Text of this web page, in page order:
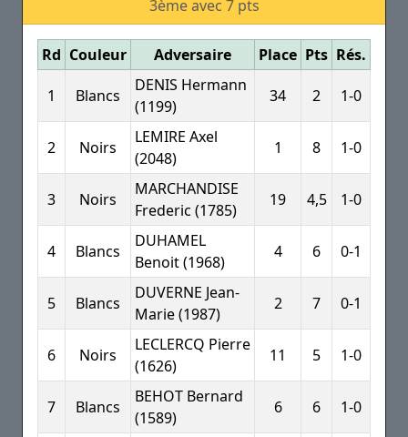
3ème avec 7 pts
Rd Couleur Adversaire Place Pts Rés.
1 Blancs
DENIS Hermann
(1199)
34 2 1-0
2 Noirs
LEMIRE Axel
(2048)
1 8 1-0
3 Noirs
MARCHANDISE
Frederic (1785)
19 4,5 1-0
4 Blancs
DUHAMEL
Benoit (1968)
4 6 0-1
5 Blancs
DUVERNE Jean-
Marie (1987)
2 7 0-1
6 Noirs
LECLERCQ Pierre
(1626)
11 5 1-0
7 Blancs
BEHOT Bernard
(1589)
6 6 1-0